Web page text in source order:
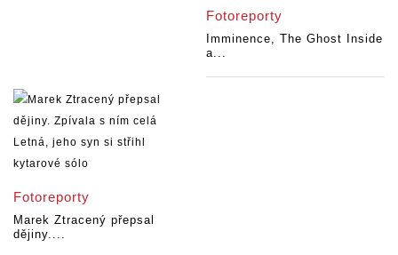
Fotoreporty
Imminence, The Ghost Inside
a...
Fotoreporty
Marek Ztracený přepsal
dějiny....